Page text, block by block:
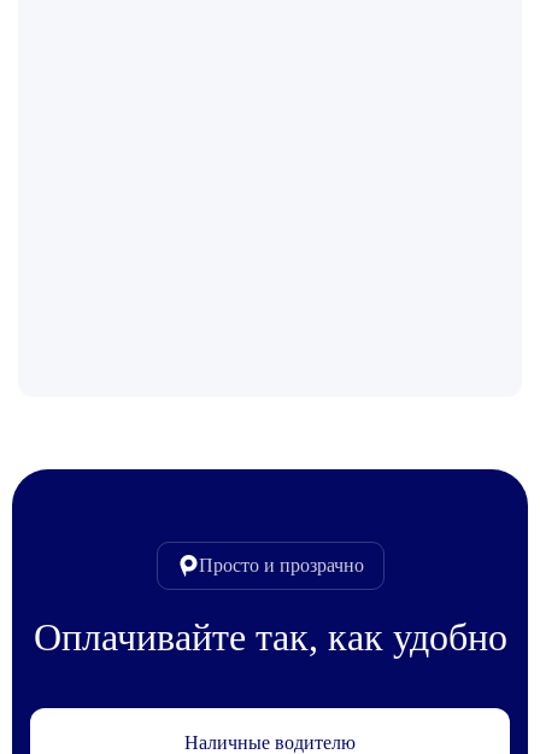
Просто и прозрачно
Оплачивайте так, как удобно
Наличные водителю